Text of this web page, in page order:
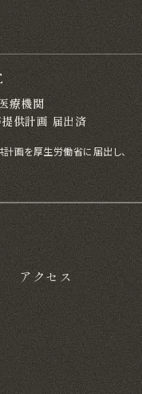
療機関
供計画 届出済
画を厚生労働省に届出し、
アクセス